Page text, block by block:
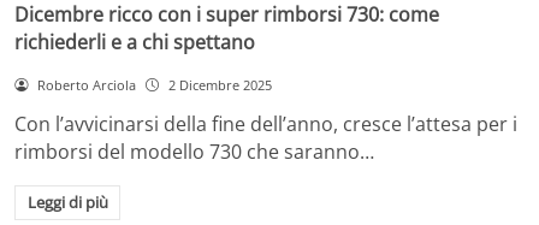
Dicembre ricco con i super rimborsi 730: come
richiederli e a chi spettano
Roberto Arciola 2 Dicembre 2025
Con l’avvicinarsi della fine dell’anno, cresce l’attesa per i
rimborsi del modello 730 che saranno…
Leggi di più